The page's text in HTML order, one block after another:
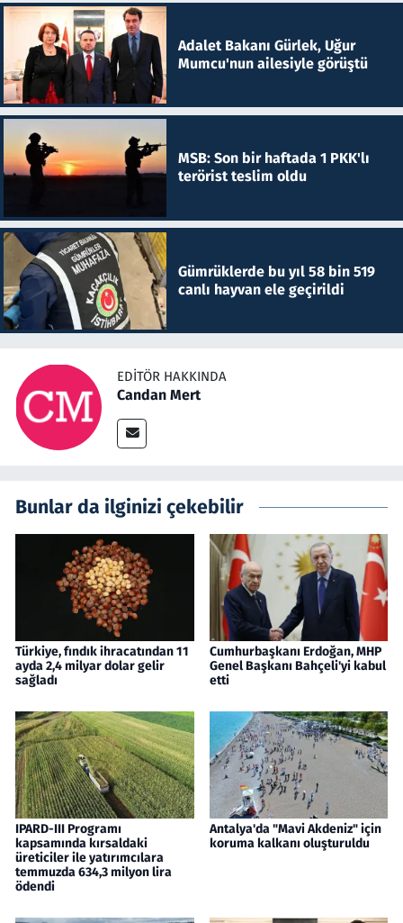
Adalet Bakanı Gürlek, Uğur
Mumcu'nun ailesiyle görüştü
MSB: Son bir haftada 1 PKK'lı
terörist teslim oldu
Gümrüklerde bu yıl 58 bin 519
canlı hayvan ele geçirildi
EDITÖR HAKKINDA
Candan Mert
Bunlar da ilginizi çekebilir
Türkiye, fındık ihracatından 11
ayda 2,4 milyar dolar gelir
sağladı
Cumhurbaşkanı Erdoğan, MHP
Genel Başkanı Bahçeli'yi kabul
etti
IPARD-III Programı
kapsamında kırsaldaki
üreticiler ile yatırımcılara
temmuzda 634,3 milyon lira
ödendi
Antalya'da "Mavi Akdeniz" için
koruma kalkanı oluşturuldu